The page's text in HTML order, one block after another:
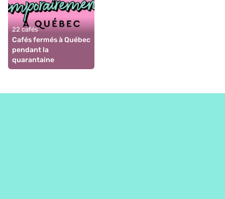
22 cafés
Cafés fermés à Québec
pendant la
quarantaine